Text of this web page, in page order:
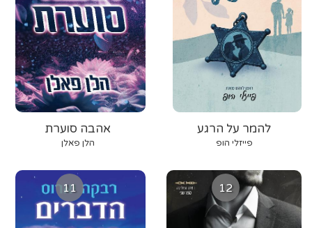
אהבה סוערת
הלן פאלן
להמר על הרגע
פייזלי הופ
11 12